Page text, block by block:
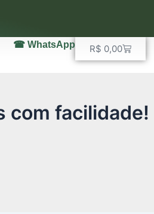
☎ WhatsApp R$ 0,00Carrinho
com facilidade!